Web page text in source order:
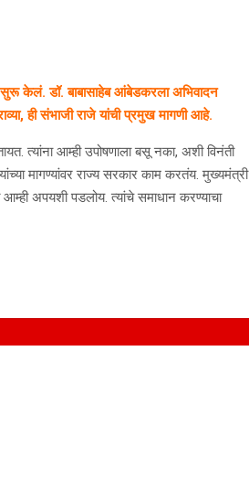
सुरू केलं. डॉ. बाबासाहेब आंबेडकरला अभिवादन
ही संभाजी राजे यांची प्रमुख मागणी आहे.
त्यांना आम्ही उपोषणाला बसू नका, अशी विनंती
मागण्यांवर राज्य सरकार काम करतंय. मुख्यमंत्री
अपयशी पडलोय. त्यांचे समाधान करण्याचा